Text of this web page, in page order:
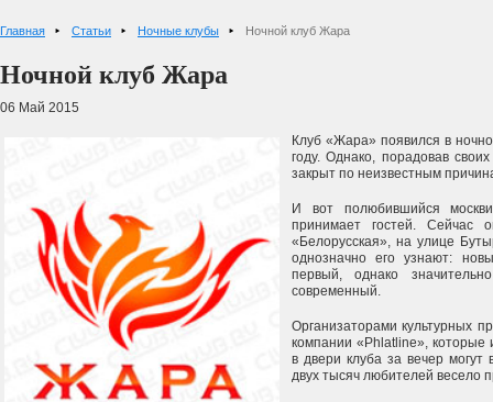
Главная Статьи Ночные клубы Ночной клуб Жара
Ночной клуб Жара
06 Май 2015
Клуб «Жара» появился в
году. Однако, порадовав
закрыт по неизвестным
И вот полюбившийся
принимает гостей. Сейчас
«Белорусская», на улице
однозначно его узнают:
первый, однако
современный.
Организаторами культурных
компании «Phlatline», которые
в двери клуба за вечер
двух тысяч любителей весело